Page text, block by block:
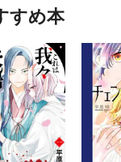
すめ本